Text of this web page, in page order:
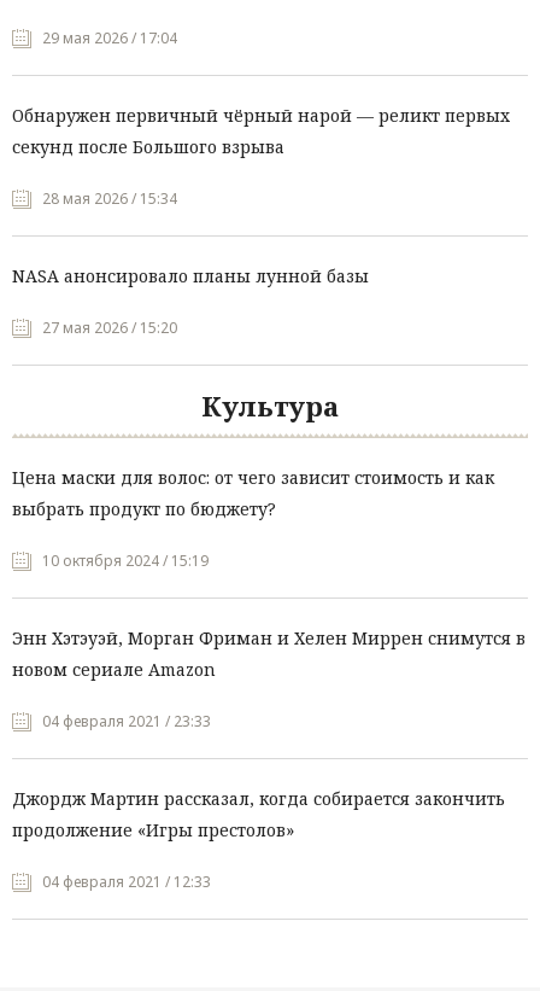
29 мая 2026 / 17:04
Обнаружен первичный чёрный нарой — реликт первых
секунд после Большого взрыва
28 мая 2026 / 15:34
NASA анонсировало планы лунной базы
27 мая 2026 / 15:20
Культура
Цена маски для волос: от чего зависит стоимость и как
выбрать продукт по бюджету?
10 октября 2024 / 15:19
Энн Хэтэуэй, Морган Фриман и Хелен Миррен снимутся в
новом сериале Amazon
04 февраля 2021 / 23:33
Джордж Мартин рассказал, когда собирается закончить
продолжение «Игры престолов»
04 февраля 2021 / 12:33